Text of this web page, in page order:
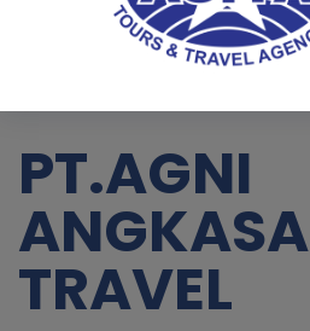
PT.AGNI
ANGKASA
TRAVEL